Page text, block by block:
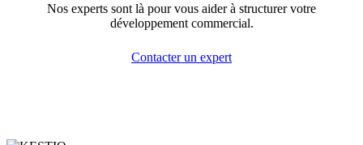
Nos experts sont là pour vous aider à structurer votre
développement commercial.
Contacter un expert